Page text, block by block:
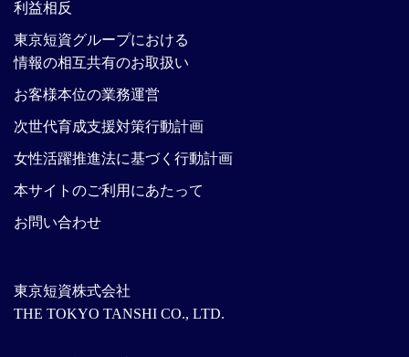
東京短資株式会社
THE TOKYO TANSHI CO., LTD.
利益相反
東京短資グループにおける
情報の相互共有のお取扱い
お客様本位の業務運営
次世代育成支援対策行動計画
女性活躍推進法に基づく行動計画
本サイトのご利用にあたって
お問い合わせ